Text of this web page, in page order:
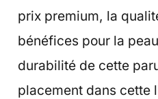
prix premium, la
bénéfices pour la
durabilité de cette
placement dans cette